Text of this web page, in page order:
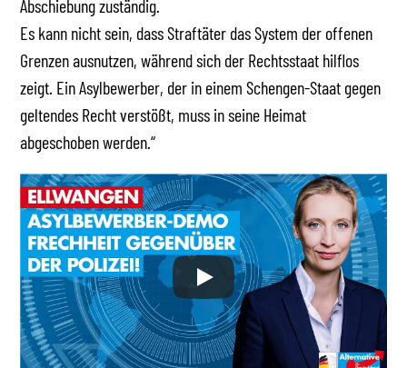
Abschiebung zuständig.
Es kann nicht sein, dass Straftäter das System der offenen
Grenzen ausnutzen, während sich der Rechtsstaat hilflos
zeigt. Ein Asylbewerber, der in einem Schengen-Staat gegen
geltendes Recht verstößt, muss in seine Heimat
abgeschoben werden.“